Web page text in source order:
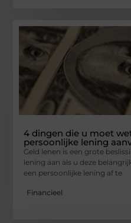
4 dingen die u moet
persoonlijke lening
Geld lenen is een grote
lening aan als u deze
een persoonlijke lening af te
Financieel